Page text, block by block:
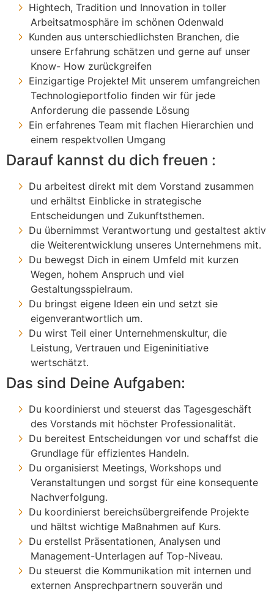
Hightech, Tradition und Innovation in toller
Arbeitsatmosphäre im schönen Odenwald
Kunden aus unterschiedlichsten Branchen, die
unsere Erfahrung schätzen und gerne auf unser
Know- How zurückgreifen
Einzigartige Projekte! Mit unserem umfangreichen
Technologieportfolio finden wir für jede
Anforderung die passende Lösung
Ein erfahrenes Team mit flachen Hierarchien und
einem respektvollen Umgang
Darauf kannst du dich freuen :
Du arbeitest direkt mit dem Vorstand zusammen
und erhältst Einblicke in strategische
Entscheidungen und Zukunftsthemen.
Du übernimmst Verantwortung und gestaltest aktiv
die Weiterentwicklung unseres Unternehmens mit.
Du bewegst Dich in einem Umfeld mit kurzen
Wegen, hohem Anspruch und viel
Gestaltungsspielraum.
Du bringst eigene Ideen ein und setzt sie
eigenverantwortlich um.
Du wirst Teil einer Unternehmenskultur, die
Leistung, Vertrauen und Eigeninitiative
wertschätzt.
Das sind Deine Aufgaben:
Du koordinierst und steuerst das Tagesgeschäft
des Vorstands mit höchster Professionalität.
Du bereitest Entscheidungen vor und schaffst die
Grundlage für effizientes Handeln.
Du organisierst Meetings, Workshops und
Veranstaltungen und sorgst für eine konsequente
Nachverfolgung.
Du koordinierst bereichsübergreifende Projekte
und hältst wichtige Maßnahmen auf Kurs.
Du erstellst Präsentationen, Analysen und
Management-Unterlagen auf Top-Niveau.
Du steuerst die Kommunikation mit internen und
externen Ansprechpartnern souverän und